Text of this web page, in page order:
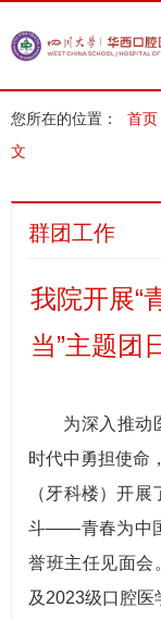
您所在的位置： 首页
文
群团工作
我院开展“
当”主题团
为深入推动
时代中勇担使命
（牙科楼）开
斗——青春为中
誉班主任见面会
及2023级口腔医